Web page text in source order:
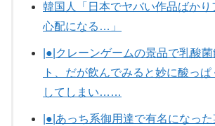
韓国人「日本でヤバい作品ばかり
心配になる…」
|●|クレーンゲームの景品で乳酸
ト、だが飲んでみると妙に酸っ
してしまい……
|●|あっち系御用達で有名になった